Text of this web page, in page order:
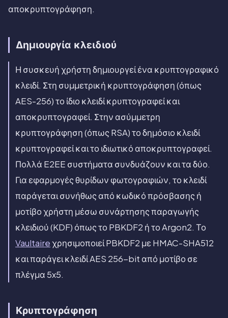
αποκρυπτογράφηση.
Δημιουργία κλειδιού
Η συσκευή χρήστη δημιουργεί ένα κρυπτογραφικό
κλειδί. Στη συμμετρική κρυπτογράφηση (όπως
AES-256) το ίδιο κλειδί κρυπτογραφεί και
αποκρυπτογραφεί. Στην ασύμμετρη
κρυπτογράφηση (όπως RSA) το δημόσιο κλειδί
κρυπτογραφεί και το ιδιωτικό αποκρυπτογραφεί.
Πολλά E2EE συστήματα συνδυάζουν και τα δύο.
Για εφαρμογές θυρίδων φωτογραφιών, το κλειδί
παράγεται συνήθως από κωδικό πρόσβασης ή
μοτίβο χρήστη μέσω συνάρτησης παραγωγής
κλειδιού (KDF) όπως το PBKDF2 ή το Argon2. Το
Vaultaireχρησιμοποιεί PBKDF2 με HMAC-SHA512
και παράγει κλειδί AES 256-bit από μοτίβο σε
πλέγμα 5x5.
Κρυπτογράφηση